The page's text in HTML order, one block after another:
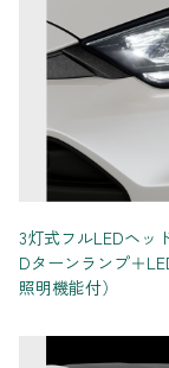
3灯式フルLEDヘッ
Dターンランプ＋
照明機能付）